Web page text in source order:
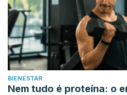
Ortopedia y Traumatología,15(1-
12 de abril de 2019, de http://
script=sci_arttext&pid=S0864-
Robles Gálvez, C. N. (2018).
tortícolis muscular congénito.
BIENESTAR
Nem tudo é proteína: o